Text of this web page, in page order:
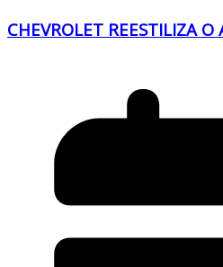
CHEVROLET REESTILIZA